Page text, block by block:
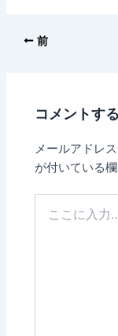
前
コメントする
メールアドレ
が付いている